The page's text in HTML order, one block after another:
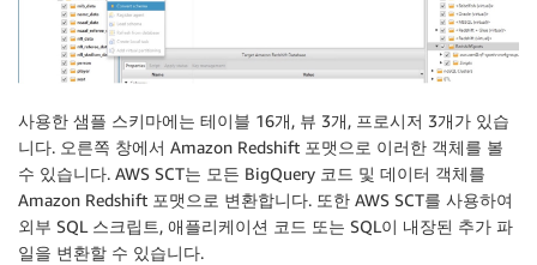
사용한 샘플 스키마에는 테이블 16개, 뷰 3개, 프로시저 3개가 있습
니다. 오른쪽 창에서 Amazon Redshift 포맷으로 이러한 객체를 볼
수 있습니다. AWS SCT는 모든 BigQuery 코드 및 데이터 객체를
Amazon Redshift 포맷으로 변환합니다. 또한 AWS SCT를 사용하여
외부 SQL 스크립트, 애플리케이션 코드 또는 SQL이 내장된 추가 파
일을 변환할 수 있습니다.